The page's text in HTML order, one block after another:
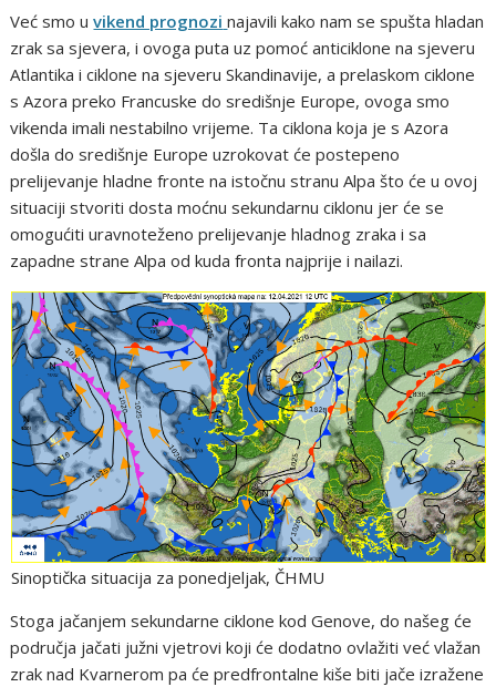
Već smo uvikend prognozi najavili kako nam se spušta hladan
zrak sa sjevera, i ovoga puta uz pomoć anticiklone na sjeveru
Atlantika i ciklone na sjeveru Skandinavije, a prelaskom ciklone
s Azora preko Francuske do središnje Europe, ovoga smo
vikenda imali nestabilno vrijeme. Ta ciklona koja je s Azora
došla do središnje Europe uzrokovat će postepeno
prelijevanje hladne fronte na istočnu stranu Alpa što će u ovoj
situaciji stvoriti dosta moćnu sekundarnu ciklonu jer će se
omogućiti uravnoteženo prelijevanje hladnog zraka i sa
zapadne strane Alpa od kuda fronta najprije i nailazi.
Sinoptička situacija za ponedjeljak, ČHMU
Stoga jačanjem sekundarne ciklone kod Genove, do našeg će
područja jačati južni vjetrovi koji će dodatno ovlažiti već vlažan
zrak nad Kvarnerom pa će predfrontalne kiše biti jače izražene